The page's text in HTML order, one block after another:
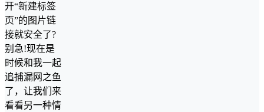
开“新建标签
页”的图片链
接就安全了?
别急!现在是
时候和我一起
追捕漏网之鱼
了，让我们来
看看另一种情